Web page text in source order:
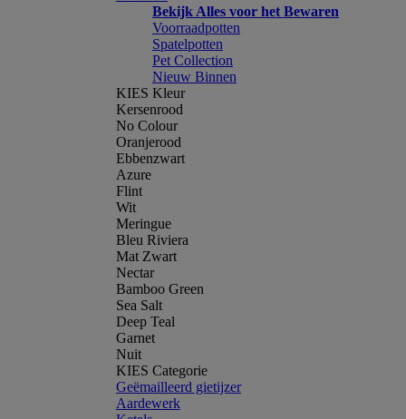
Bekijk Alles voor het Bewaren
Voorraadpotten
Spatelpotten
Pet Collection
Nieuw Binnen
KIES Kleur
Kersenrood
No Colour
Oranjerood
Ebbenzwart
Azure
Flint
Wit
Meringue
Bleu Riviera
Mat Zwart
Nectar
Bamboo Green
Sea Salt
Deep Teal
Garnet
Nuit
KIES Categorie
Geëmailleerd gietijzer
Aardewerk